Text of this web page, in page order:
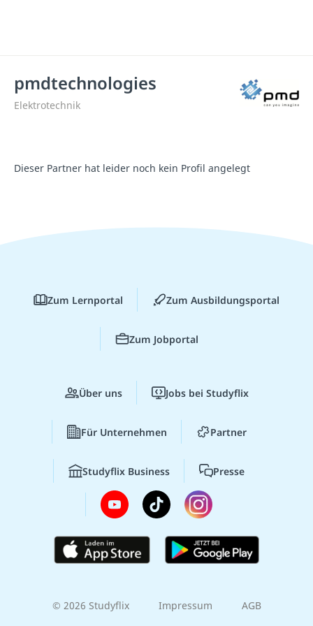
pmdtechnologies
Elektrotechnik
Dieser Partner hat leider noch kein Profil angelegt
Zum Lernportal Zum Ausbildungsportal
Zum Jobportal
Über uns Jobs bei Studyflix
Für Unternehmen Partner
Studyflix Business Presse
© 2026 Studyflix Impressum AGB